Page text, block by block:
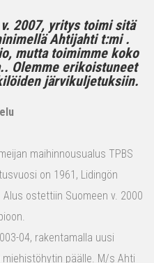
2007, yritys toimi sitä
Ahtijahti t:mi .
mutta toimimme koko
Olemme erikoistuneet
järvikuljetuksiin.
maihinnousualus TPBS
on 1961, Lidingön
ostettiin Suomeen v. 2000
04, rakentamalla uusi
päälle. M/s Ahti